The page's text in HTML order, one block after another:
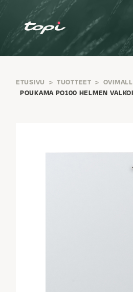
ETUSIVU > TUOTTEET >
POUKAMA PO100 HELMEN